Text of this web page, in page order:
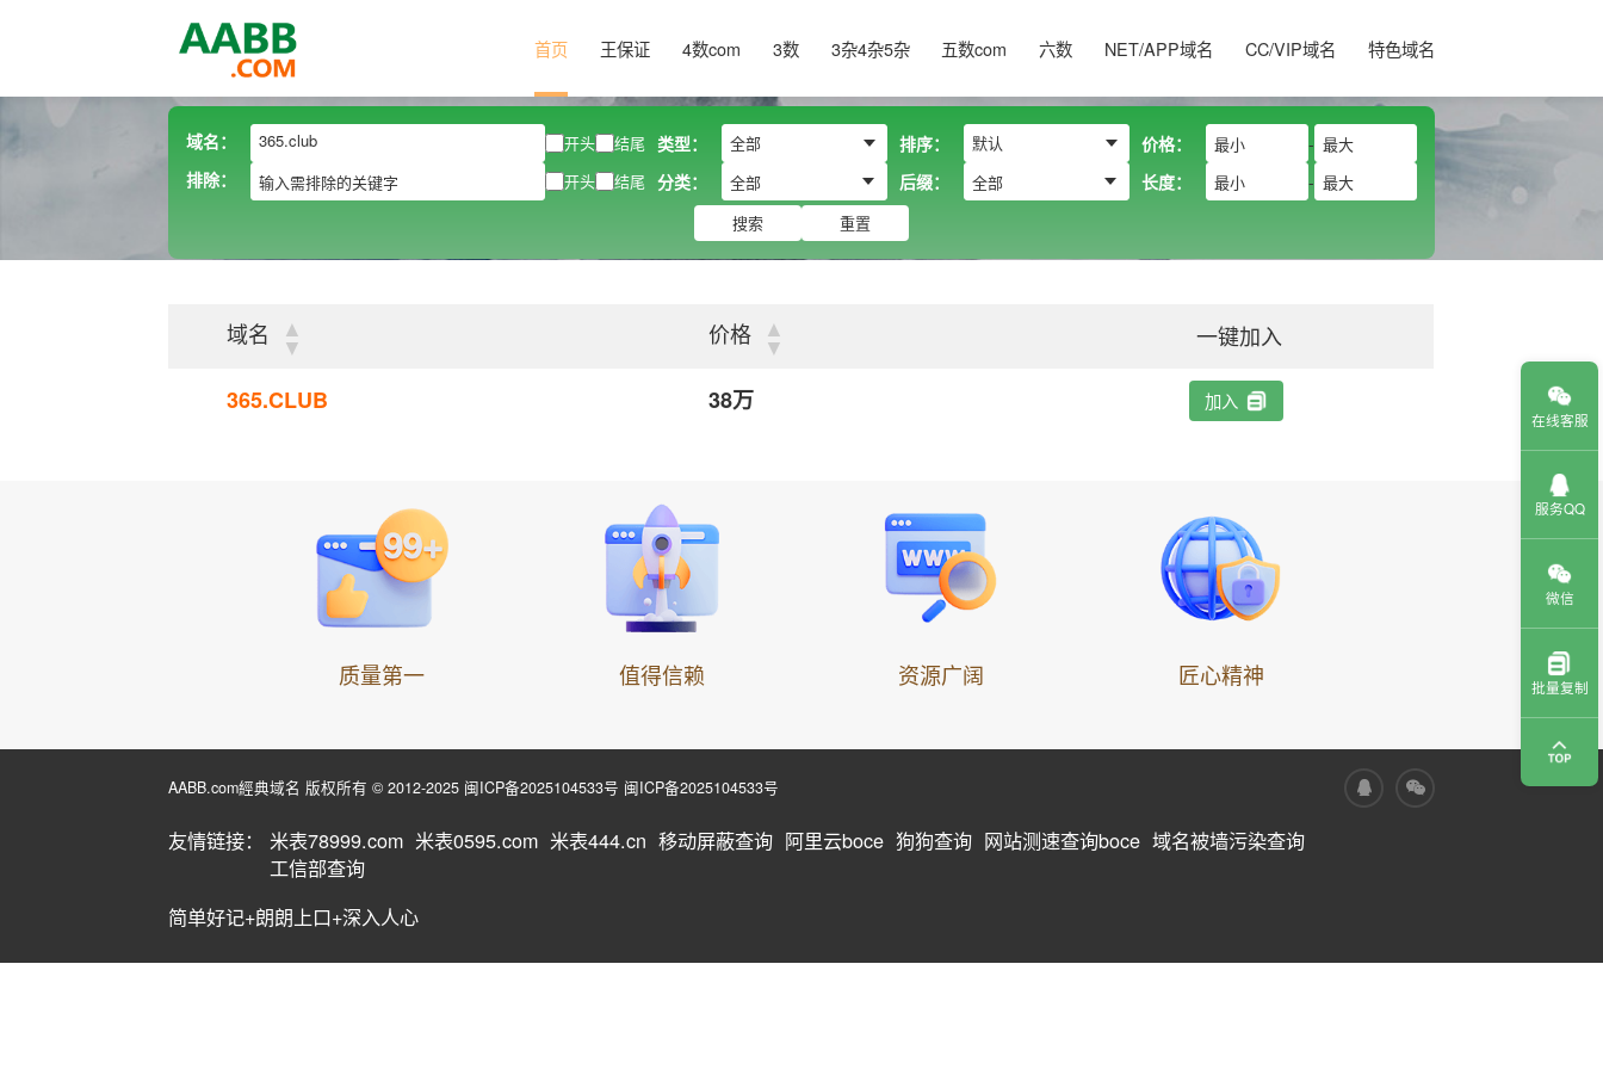
首页 王保证 4数com 3数 3杂4杂5杂 五数com 六数 NET/APP域名 CC/VIP域名 特色域名
域名： 开头 结尾 类型： 排序： 价格：
-
排除：
开头 结尾 分类： 全部 后缀： 全部 长度： -
搜索 重置
域名 ▲
▼ 价格 ▲
▼ 一键加入
365.CLUB 38万 加入
质量第一 值得信赖 资源广阔 匠心精神
AABB.com經典域名 版权所有 © 2012-2025 闽ICP备2025104533号 闽ICP备2025104533号
友情链接： 米表78999.com 米表0595.com 米表444.cn 移动屏蔽查询 阿里云boce 狗狗查询 网站测速查询boce 域名被墙污染查询
工信部查询
简单好记+朗朗上口+深入人心
在线客服
服务QQ
微信
批量复制